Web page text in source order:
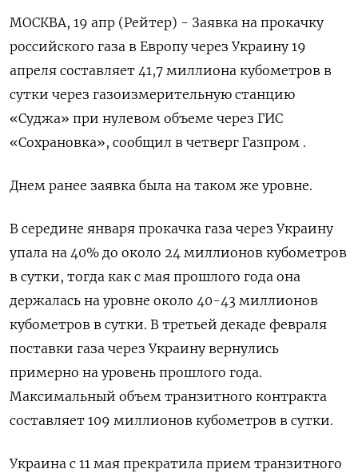
МОСКВА, 19 апр (Рейтер) - Заявка на прокачку
российского газа в Европу через Украину 19
апреля составляет 41,7 миллиона кубометров в
сутки через газоизмерительную станцию
«Суджа» при нулевом объеме через ГИС
«Сохрановка», сообщил в четверг Газпром .
Днем ранее заявка была на таком же уровне.
В середине января прокачка газа через Украину
упала на 40% до около 24 миллионов кубометров
в сутки, тогда как с мая прошлого года она
держалась на уровне около 40-43 миллионов
кубометров в сутки. В третьей декаде февраля
поставки газа через Украину вернулись
примерно на уровень прошлого года.
Максимальный объем транзитного контракта
составляет 109 миллионов кубометров в сутки.
Украина с 11 мая прекратила прием транзитного